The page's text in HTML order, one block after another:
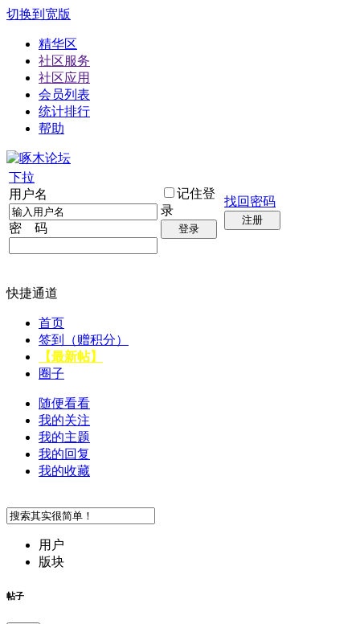
切换到宽版
精华区
社区服务
社区应用
会员列表
统计排行
帮助
下拉
用户名
密 码
记住登
录
登录
找回密码
注册
快捷通道
首页
签到（赠积分）
【最新帖】
圈子
随便看看
我的关注
我的主题
我的回复
我的收藏
用户
版块
帖子